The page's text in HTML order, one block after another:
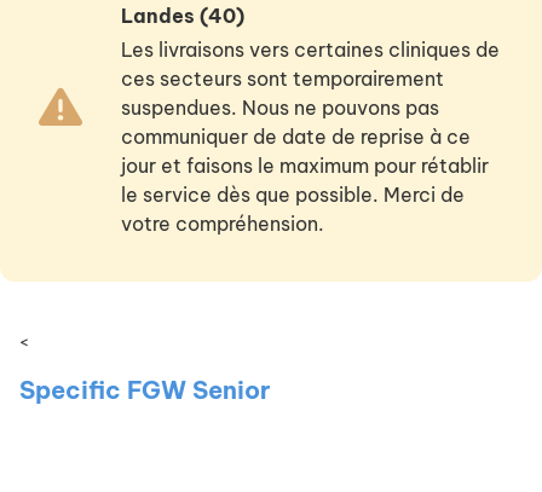
Landes (40)
Les livraisons vers certaines cliniques de
ces secteurs sont temporairement
suspendues. Nous ne pouvons pas
communiquer de date de reprise à ce
jour et faisons le maximum pour rétablir
le service dès que possible. Merci de
votre compréhension.
<
Specific FGW Senior